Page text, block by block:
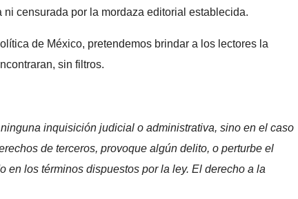
censurada por la mordaza editorial establecida.
de México, pretendemos brindar a los lectores la
sin filtros.
inquisición judicial o administrativa, sino en el caso
de terceros, provoque algún delito, o perturbe el
en los términos dispuestos por la ley. El derecho a la